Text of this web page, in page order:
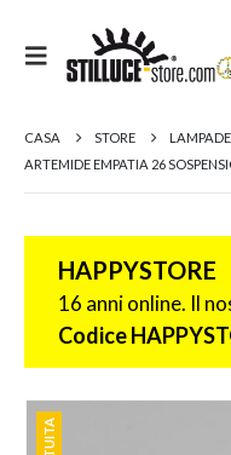
CASA STORE
ARTEMIDE EMPATIA 26
HAPPYSTORE
16 anni online. Il
Codice